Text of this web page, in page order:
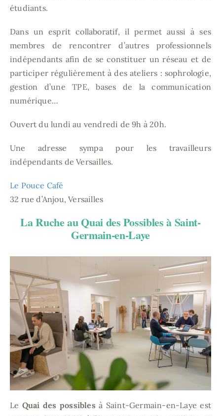
étudiants.
Dans un esprit collaboratif, il permet aussi à ses
membres de rencontrer d’autres professionnels
indépendants afin de se constituer un réseau et de
participer régulièrement à des ateliers : sophrologie,
gestion d’une TPE, bases de la communication
numérique…
Ouvert du lundi au vendredi de 9h à 20h.
Une adresse sympa pour les travailleurs
indépendants de Versailles.
Le Pouce Café
32 rue d’Anjou, Versailles
La Ruche au Quai des Possibles à Saint-
Germain-en-Laye
Le Quai des possibles à Saint-Germain-en-Laye est